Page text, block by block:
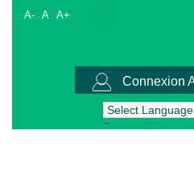
A- A A+
Connexion
Powered by